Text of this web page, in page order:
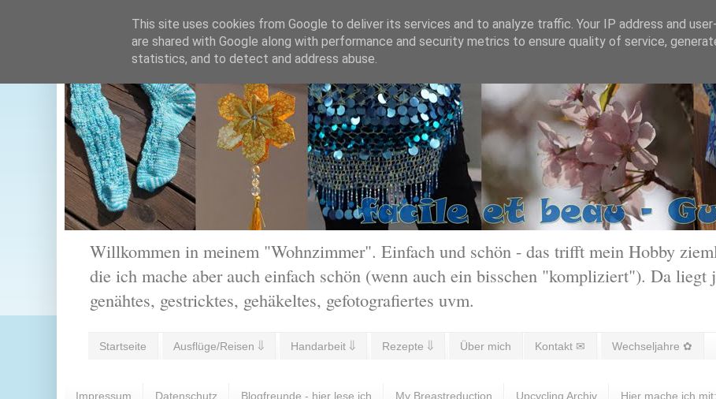
Willkommen in meinem "Wohnzimmer". Einfach und schön - das trifft mein Hobby
die ich mache aber auch einfach schön (wenn auch ein bisschen "kompliziert"). Da liegt
genähtes, gestricktes, gehäkeltes, gefotografiertes uvm.
Startseite Ausflüge/Reisen ⇓ Handarbeit ⇓ Rezepte ⇓ Über mich Kontakt ✉ Wechseljahre ✿
Impressum Datenschutz Blogfreunde - hier lese ich My Breastreduction Upcycling Archiv Hier mache ich mit:
This site uses cookies from Google to deliver its services and to analyze traffic. Your IP address and
are shared with Google along with performance and security metrics to ensure quality of service,
statistics, and to detect and address abuse.